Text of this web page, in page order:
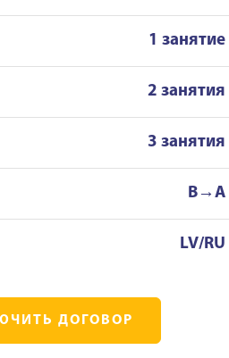
1 занятие
2 занятия
3 занятия
B→A
LV/RU
ДОГОВОР